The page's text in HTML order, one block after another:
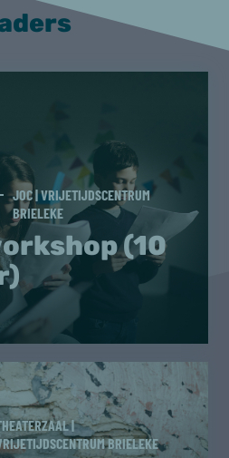
JOC | VRIJETIJDSCENTRUM
BRIELEKE
(10
|
BRIELEKE